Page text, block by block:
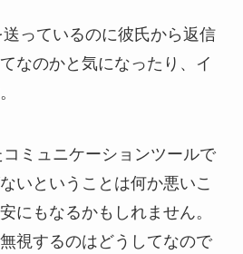
っているのに彼氏から返信
なのかと気になったり、イ
ミュニケーションツールで
いということは何か悪いこ
にもなるかもしれません。
視するのはどうしてなので